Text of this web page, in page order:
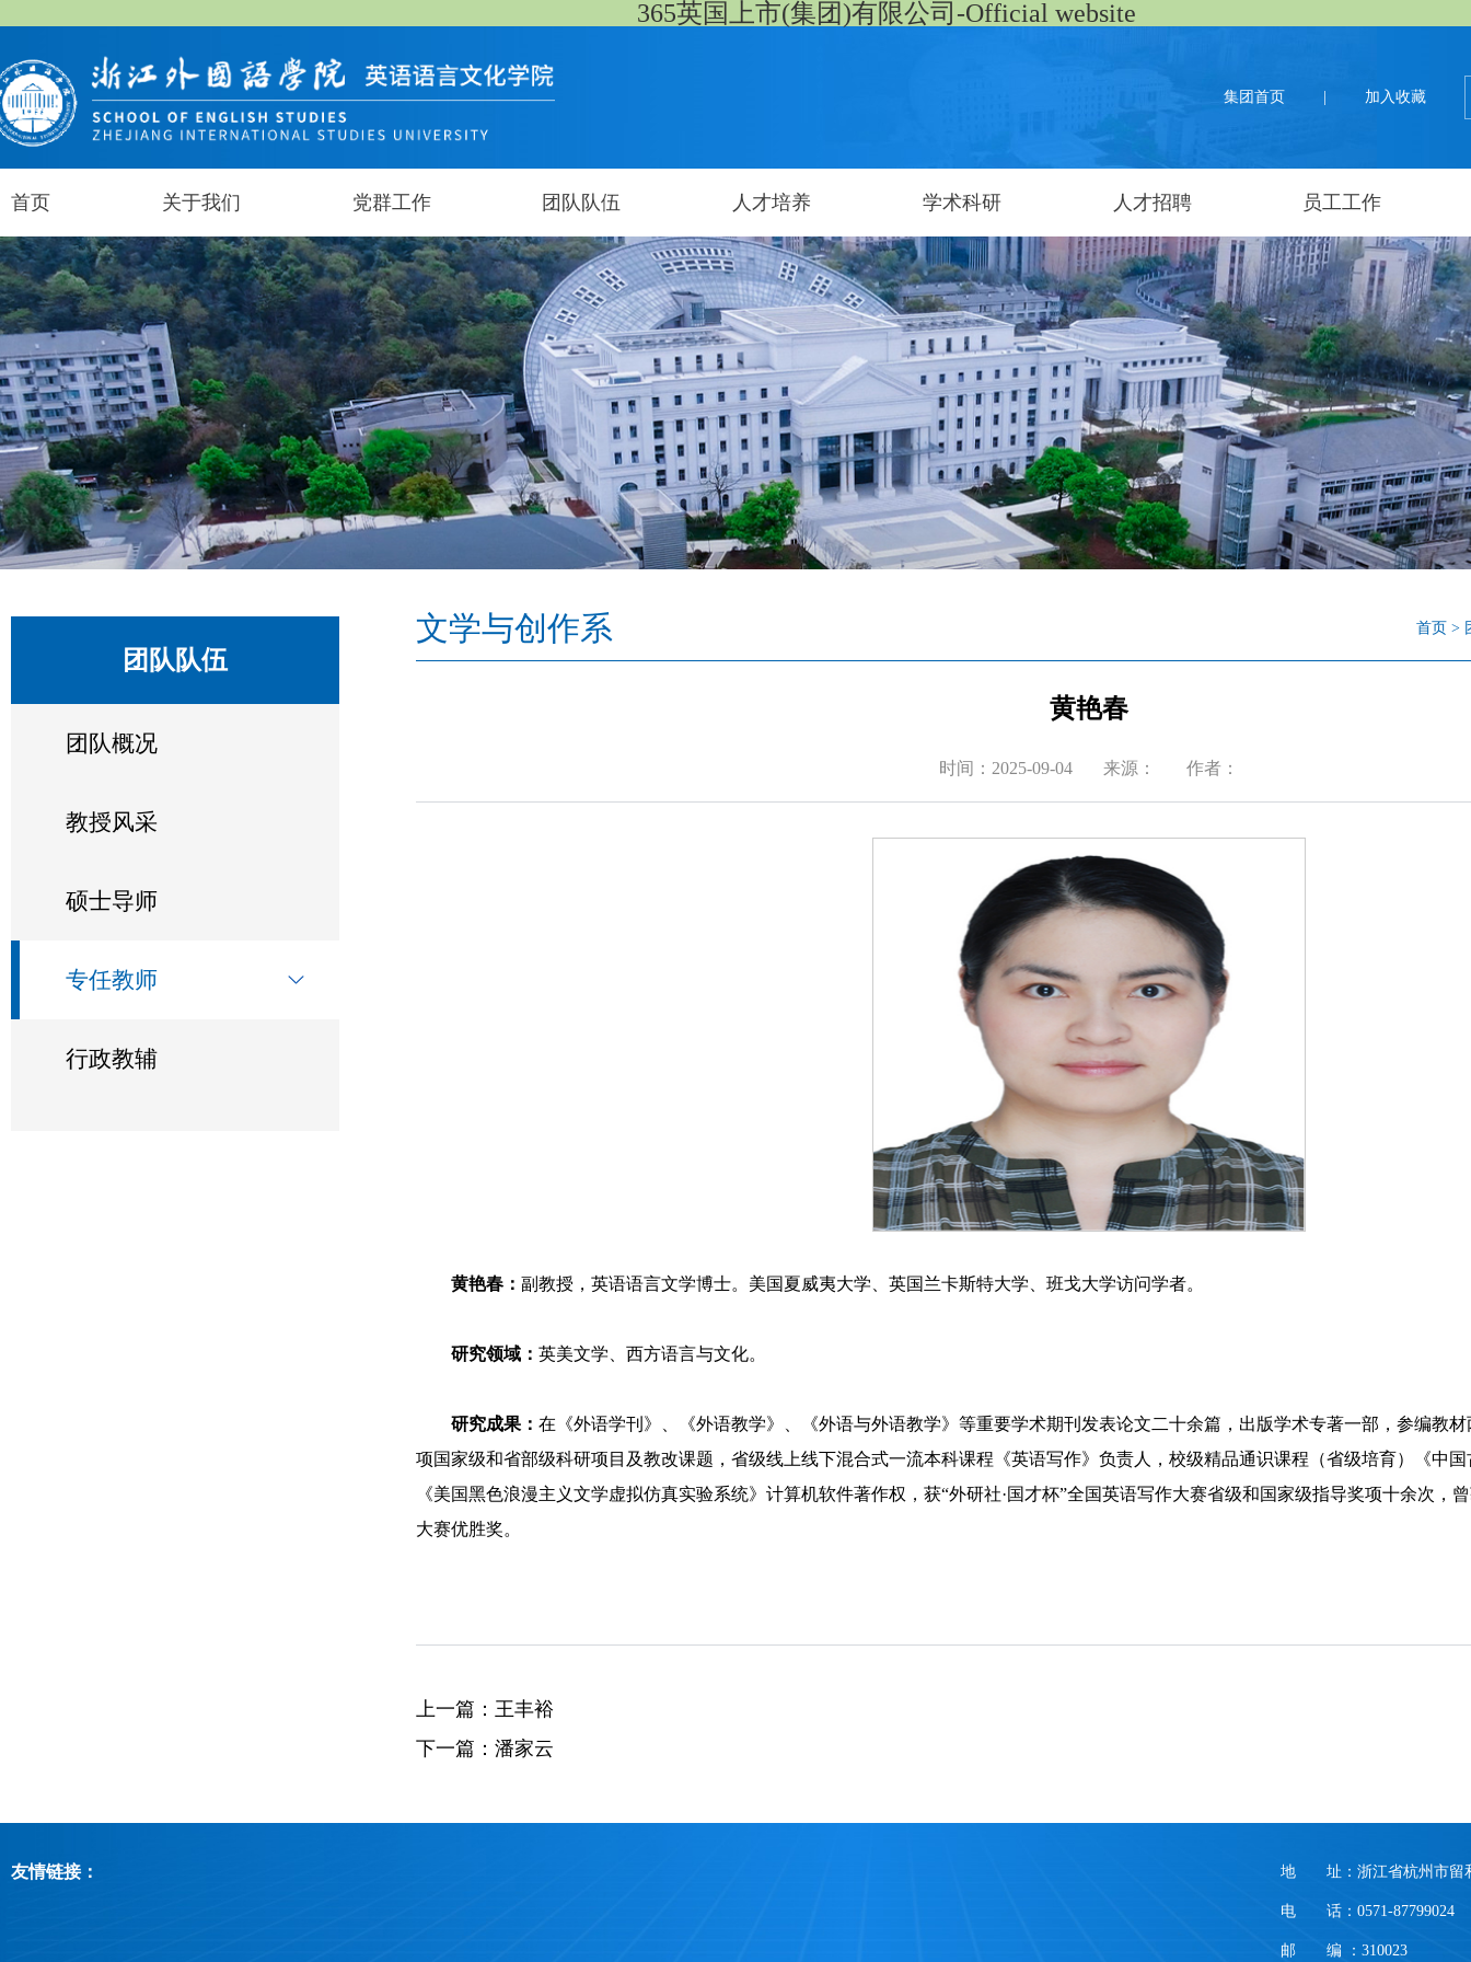
365英国上市(集团)有限公司-Official website
集团首页 加入收藏
首页 关于我们 党群工作 团队队伍 人才培养 学术科研 人才招聘 员工工作
团队队伍
团队概况
教授风采
硕士导师
专任教师
行政教辅
文学与创作系 首页 >
黄艳春
时间：2025-09-04 来源： 作者：
黄艳春： 副教授，英语语言文学博士。美国夏威夷大学、英国兰卡斯特大学、班戈大学访问学者。
研究领域： 英美文学、西方语言与文化。
研究成果： 在《外语学刊》、《外语教学》、《外语与外语教学》等重要学术期刊发表论文二十余篇，出版学术专著一部，参编教
项国家级和省部级科研项目及教改课题，省级线上线下混合式一流本科课程《英语写作》负责人，校级精品通识课程（省级培育）《中
《美国黑色浪漫主义文学虚拟仿真实验系统》计算机软件著作权，获“外研社·国才杯”全国英语写作大赛省级和国家级指导奖项十余次，
大赛优胜奖。
上一篇： 王丰裕
下一篇： 潘家云
友情链接： 地 址：浙江省杭州市留
电 话：0571-87799024
邮 编 ：310023